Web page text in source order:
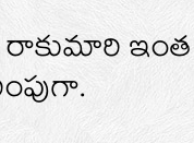
రాకుమారి